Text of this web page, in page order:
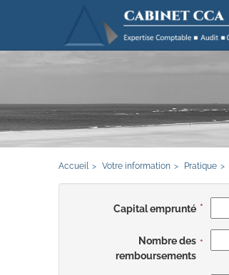
Accueil Votre information Pratique
Capital emprunté
Nombre des
remboursements